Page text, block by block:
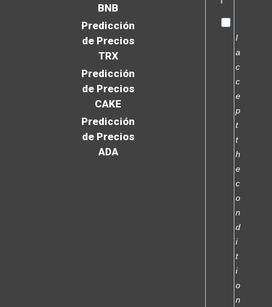
BNB
Predicción
de Precios
TRX
Predicción
de Precios
CAKE
Predicción
de Precios
ADA
I
a
c
c
e
p
t
t
h
e
c
o
n
d
i
t
i
o
n